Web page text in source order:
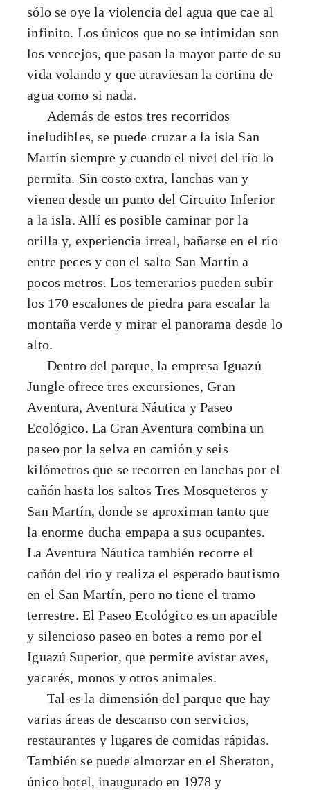
sólo se oye la violencia del agua que cae al
infinito. Los únicos que no se intimidan son
los vencejos, que pasan la mayor parte de su
vida volando y que atraviesan la cortina de
agua como si nada.
Además de estos tres recorridos
ineludibles, se puede cruzar a la isla San
Martín siempre y cuando el nivel del río lo
permita. Sin costo extra, lanchas van y
vienen desde un punto del Circuito Inferior
a la isla. Allí es posible caminar por la
orilla y, experiencia irreal, bañarse en el río
entre peces y con el salto San Martín a
pocos metros. Los temerarios pueden subir
los 170 escalones de piedra para escalar la
montaña verde y mirar el panorama desde lo
alto.
Dentro del parque, la empresa Iguazú
Jungle ofrece tres excursiones, Gran
Aventura, Aventura Náutica y Paseo
Ecológico. La Gran Aventura combina un
paseo por la selva en camión y seis
kilómetros que se recorren en lanchas por el
cañón hasta los saltos Tres Mosqueteros y
San Martín, donde se aproximan tanto que
la enorme ducha empapa a sus ocupantes.
La Aventura Náutica también recorre el
cañón del río y realiza el esperado bautismo
en el San Martín, pero no tiene el tramo
terrestre. El Paseo Ecológico es un apacible
y silencioso paseo en botes a remo por el
Iguazú Superior, que permite avistar aves,
yacarés, monos y otros animales.
Tal es la dimensión del parque que hay
varias áreas de descanso con servicios,
restaurantes y lugares de comidas rápidas.
También se puede almorzar en el Sheraton,
único hotel, inaugurado en 1978 y